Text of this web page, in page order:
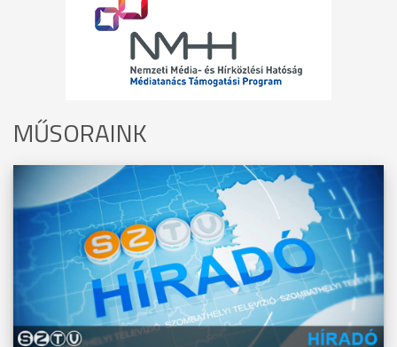
MŰSORAINK